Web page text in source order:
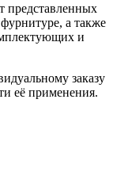
представленных
а также
и
заказу
её применения.